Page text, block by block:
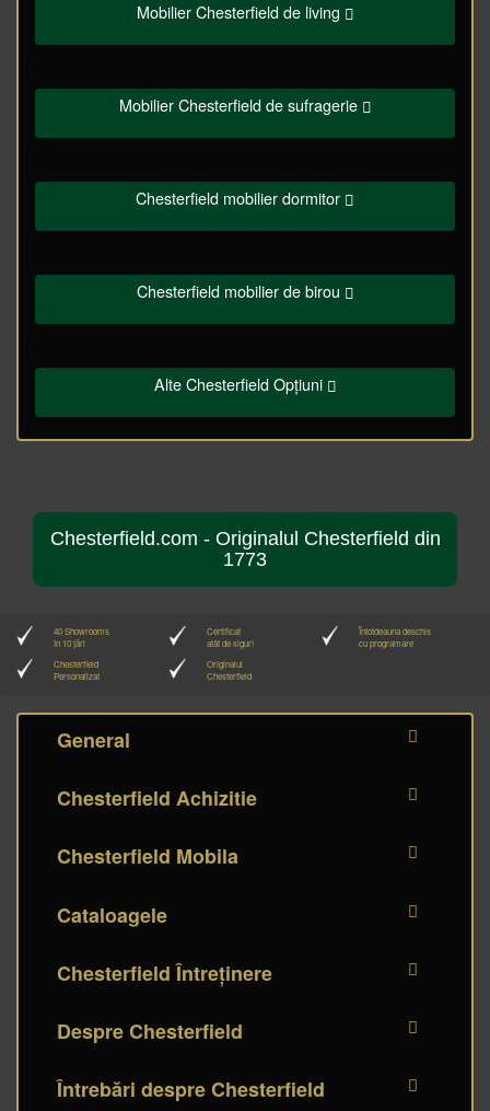
Mobilier Chesterfield de living
Mobilier Chesterfield de sufragerie
Chesterfield mobilier dormitor
Chesterfield mobilier de birou
Alte Chesterfield Opțiuni
Chesterfield.com - Originalul Chesterfield din
1773
40 Showrooms
în 10 țări
Certificat
atât de sigur!
Întotdeauna deschis
cu programare
Chesterfield
Personalizat
Originalul
Chesterfield
General
Chesterfield Achizitie
Chesterfield Mobila
Cataloagele
Chesterfield Întreținere
Despre Chesterfield
Întrebări despre Chesterfield